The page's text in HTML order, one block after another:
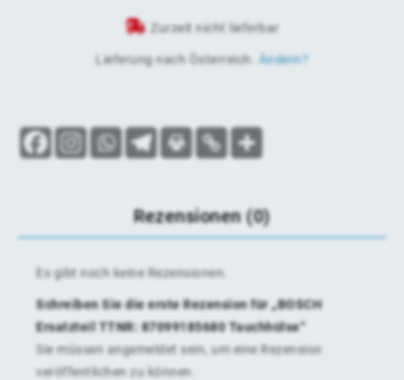
Zurzeit nicht lieferbar
Lieferung nach Österreich Ändern?
Rezensionen (0)
Es gibt noch keine Rezensionen.
Schreiben Sie die erste Rezension für „BOSCH
Ersatzteil TTNR: 87099185680 Tauchhülse“
Sie müssen angemeldet sein, um eine Rezension
veröffentlichen zu können.